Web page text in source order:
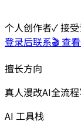
个人创作者✓ 接
登录后联系🎬 查
擅长方向
真人漫改AI全流程
AI 工具栈